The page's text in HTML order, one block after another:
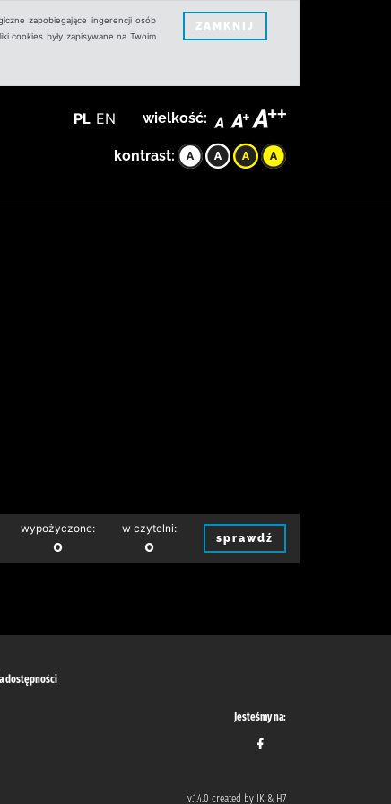
zapobiegające ingerencji osób
cookies były zapisywane na Twoim
ZAMKNIJ
PL EN wielkość:
kontrast:
wypożyczone:
0
w czytelni:
0 sprawdź
dostępności
Jesteśmy na:
v.1.4.0 created by IK & H7